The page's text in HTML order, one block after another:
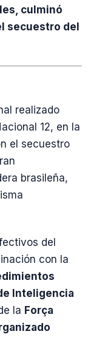
culminó
secuestro del
realizado
12, en la
el secuestro
brasileña,
del
con la
Inteligencia
la Força